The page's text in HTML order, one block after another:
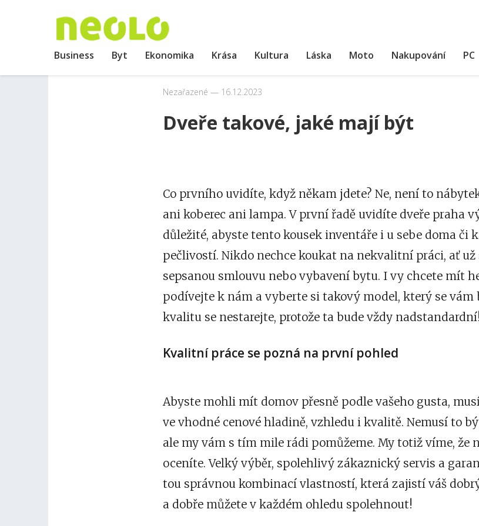
Business Byt Ekonomika Krása Kultura Láska Moto Nakupování PC
Nezařazené 16.12.2023
Dveře takové, jaké mají být
Co prvního uvidíte, když někam jdete? Ne, není to
ani koberec ani lampa. V první řadě uvidíte dveře praha
důležité, abyste tento kousek inventáře i u sebe doma či
pečlivostí. Nikdo nechce koukat na nekvalitní práci, ať už
sepsanou smlouvu nebo vybavení bytu. I vy chcete mít
podívejte k nám a vyberte si takový model, který se vám
kvalitu se nestarejte, protože ta bude vždy nadstandardní!
Kvalitní práce se pozná na první pohled
Abyste mohli mít domov přesně podle vašeho gusta,
ve vhodné cenové hladině, vzhledu i kvalitě. Nemusí to
ale my vám s tím mile rádi pomůžeme. My totiž víme, že
oceníte. Velký výběr, spolehlivý zákaznický servis a
tou správnou kombinací vlastností, která zajistí váš
a dobře můžete v každém ohledu spolehnout!